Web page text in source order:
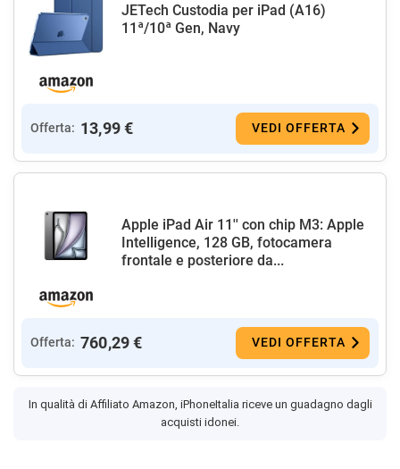
JETech Custodia per iPad (A16)
11ª/10ª Gen, Navy
Offerta: 13,99 € VEDI OFFERTA
Apple iPad Air 11'' con chip M3: Apple
Intelligence, 128 GB, fotocamera
frontale e posteriore da...
Offerta: 760,29 € VEDI OFFERTA
In qualità di Affiliato Amazon, iPhoneItalia riceve un guadagno dagli
acquisti idonei.